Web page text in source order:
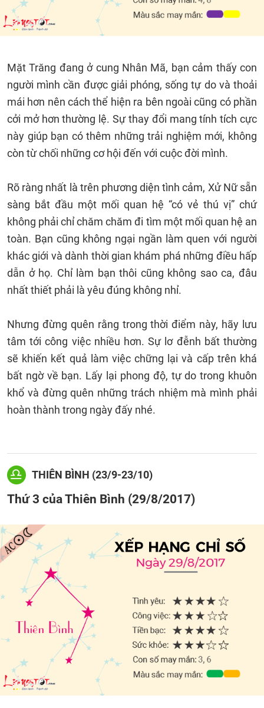
Mặt Trăng đang ở cung Nhân Mã, bạn cảm thấy con
người mình cần được giải phóng, sống tự do và thoải
mái hơn nên cách thể hiện ra bên ngoài cũng có phần
cởi mở hơn thường lệ. Sự thay đổi mang tính tích cực
này giúp bạn có thêm những trải nghiệm mới, không
còn từ chối những cơ hội đến với cuộc đời mình.
Rõ ràng nhất là trên phương diện tình cảm, Xử Nữ sẵn
sàng bắt đầu một mối quan hệ “có vẻ thú vị” chứ
không phải chỉ chăm chăm đi tìm một mối quan hệ an
toàn. Bạn cũng không ngại ngần làm quen với người
khác giới và dành thời gian khám phá những điều hấp
dẫn ở họ. Chỉ làm bạn thôi cũng không sao ca, đâu
nhất thiết phải là yêu đúng không nhỉ.
Nhưng đừng quên rằng trong thời điểm này, hãy lưu
tâm tới công việc nhiều hơn. Sự lơ đễnh bất thường
sẽ khiến kết quả làm việc chững lại và cấp trên khá
bất ngờ về bạn. Lấy lại phong độ, tự do trong khuôn
khổ và đừng quên những trách nhiệm mà mình phải
hoàn thành trong ngày đấy nhé.
THIÊN BÌNH (23/9-23/10)
Thứ 3 của Thiên Bình (29/8/2017)